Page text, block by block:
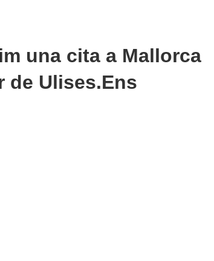
una cita a Mallorca
de Ulises.Ens